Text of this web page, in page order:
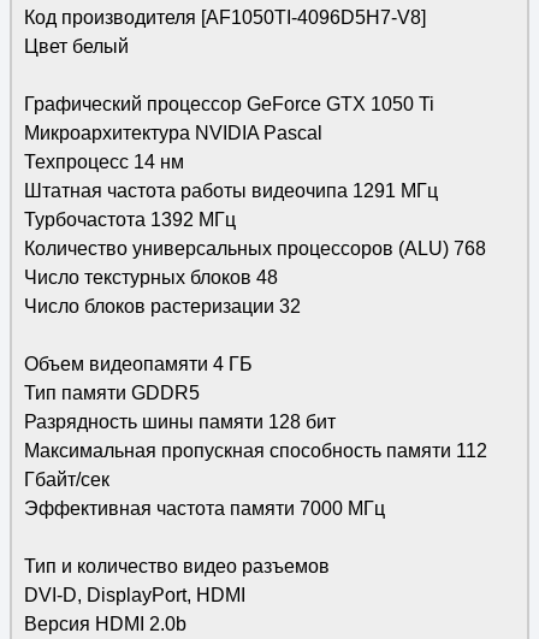
Код производителя [AF1050TI-4096D5H7-V8]
Цвет белый
Графический процессор GeForce GTX 1050 Ti
Микроархитектура NVIDIA Pascal
Техпроцесс 14 нм
Штатная частота работы видеочипа 1291 МГц
Турбочастота 1392 МГц
Количество универсальных процессоров (ALU) 768
Число текстурных блоков 48
Число блоков растеризации 32
Объем видеопамяти 4 ГБ
Тип памяти GDDR5
Разрядность шины памяти 128 бит
Максимальная пропускная способность памяти 112
Гбайт/сек
Эффективная частота памяти 7000 МГц
Тип и количество видео разъемов
DVI-D, DisplayPort, HDMI
Версия HDMI 2.0b